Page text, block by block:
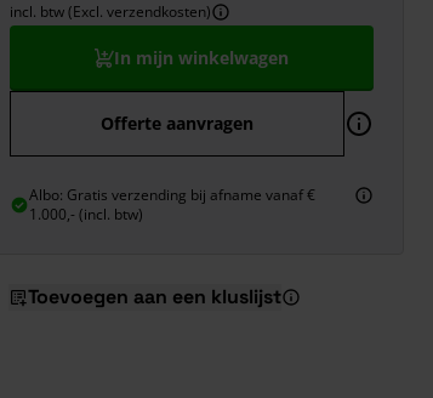
incl. btw (Excl. verzendkosten)
In mijn winkelwagen
Offerte aanvragen
Albo: Gratis verzending bij afname vanaf €
1.000,- (incl. btw)
Toevoegen aan een kluslijst